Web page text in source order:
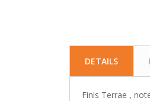
DETAILS
Finis Terrae ,